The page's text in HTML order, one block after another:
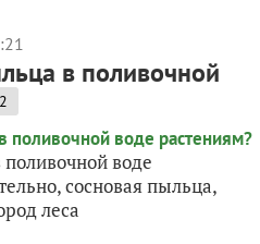
в поливочной
2
воде
сосновая пыльца,
леса